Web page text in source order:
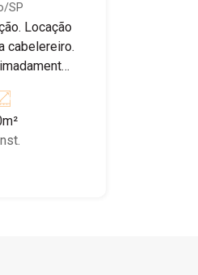
SP
Locação
cabelereiro.